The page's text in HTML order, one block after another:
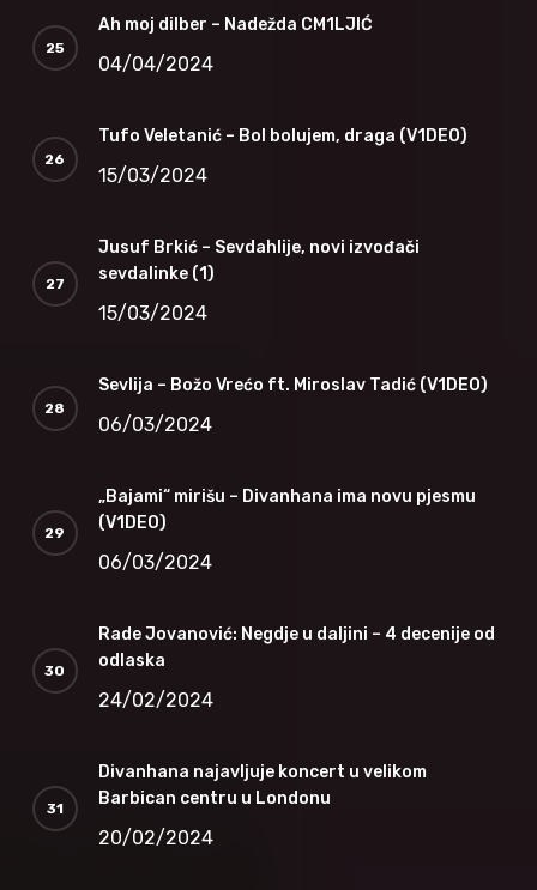
Ah moj dilber – Nadežda CM1LJIĆ
04/04/2024
Tufo Veletanić – Bol bolujem, draga (V1DEO)
15/03/2024
Jusuf Brkić – Sevdahlije, novi izvođači
sevdalinke (1)
15/03/2024
Sevlija – Božo Vrećo ft. Miroslav Tadić (V1DEO)
06/03/2024
„Bajami“ mirišu – Divanhana ima novu pjesmu
(V1DEO)
06/03/2024
Rade Jovanović: Negdje u daljini – 4 decenije od
odlaska
24/02/2024
Divanhana najavljuje koncert u velikom
Barbican centru u Londonu
20/02/2024